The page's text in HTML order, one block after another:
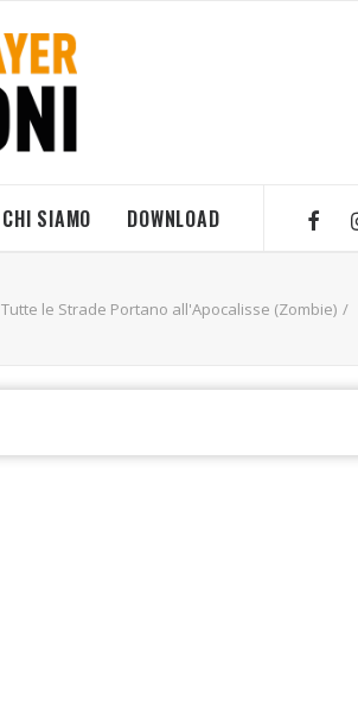
CHI SIAMO DOWNLOAD
Tutte le Strade Portano all'Apocalisse (Zombie)